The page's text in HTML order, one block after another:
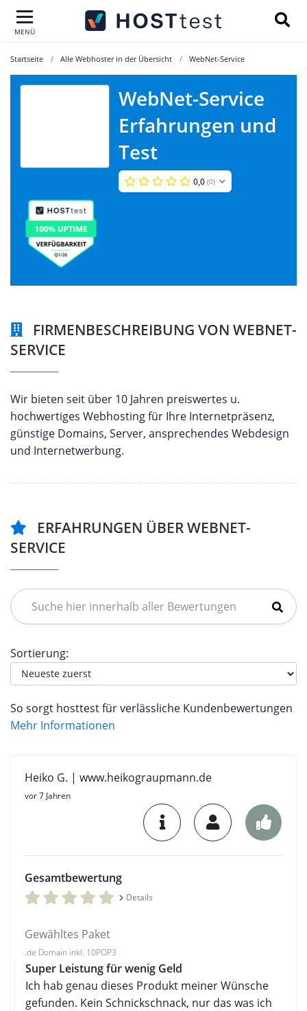
MENÜ
Startseite Alle Webhoster in der Übersicht WebNet-Service
WebNet-Service
Erfahrungen und
Test
0,0 (0)
FIRMENBESCHREIBUNG VON WEBNET-
SERVICE
Wir bieten seit über 10 Jahren preiswertes u.
hochwertiges Webhosting für Ihre Internetpräsenz,
günstige Domains, Server, ansprechendes Webdesign
und Internetwerbung.
ERFAHRUNGEN ÜBER WEBNET-
SERVICE
Sortierung:
So sorgt hosttest für verlässliche Kundenbewertungen
Mehr Informationen
Heiko G. | www.heikograupmann.de
vor 7 Jahren
Gesamtbewertung
Details
Gewähltes Paket
.de Domain inkl. 10POP3
Super Leistung für wenig Geld
Ich hab genau dieses Produkt meiner Wünsche
gefunden. Kein Schnickschnack, nur das was ich